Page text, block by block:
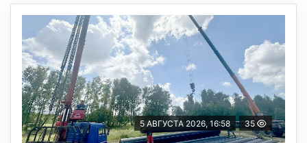
5 АВГУСТА 2026, 16:58 35